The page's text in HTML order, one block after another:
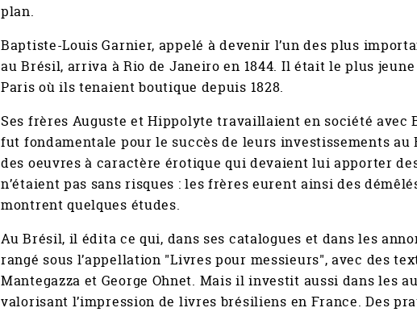
plan.
Baptiste-Louis Garnier, appelé à devenir l’un des plus
au Brésil, arriva à Rio de Janeiro en 1844. Il était le plus
Paris où ils tenaient boutique depuis 1828.
Ses frères Auguste et Hippolyte travaillaient en société avec
fut fondamentale pour le succès de leurs investissements au
des oeuvres à caractère érotique qui devaient lui apporter
n’étaient pas sans risques : les frères eurent ainsi des
montrent quelques études.
Au Brésil, il édita ce qui, dans ses catalogues et dans les
rangé sous l’appellation "Livres pour messieurs", avec des
Mantegazza et George Ohnet. Mais il investit aussi dans les
valorisant l’impression de livres brésiliens en France. Des